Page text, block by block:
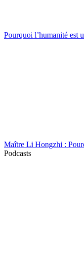
Pourquoi l’humanité est
Maître Li Hongzhi :
Podcasts